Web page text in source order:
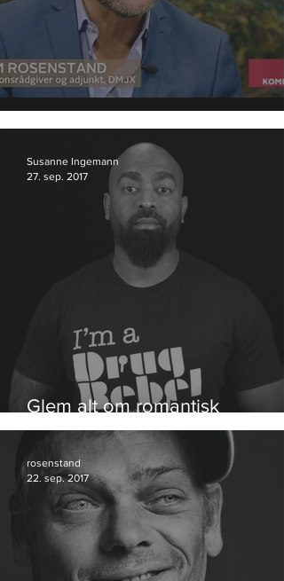
Anmeldelse af valgplakater
Glem alt om romantisk
hippiehash
Susanne Ingemann
27. sep. 2017
rosenstand
22. sep. 2017